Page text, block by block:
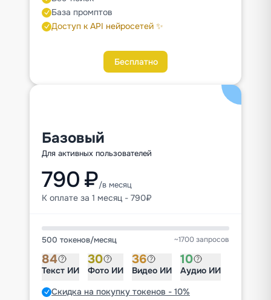
База промптов
Доступ к API нейросетей ✨
Бесплатно
Базовый
Для активных пользователей
790 ₽/в месяц
К оплате за 1 месяц - 790₽
500 токенов/месяц ~1700 запросов
84
Текст ИИ
30
Фото ИИ
36
Видео ИИ
10
Аудио ИИ
Скидка на покупку токенов - 10%